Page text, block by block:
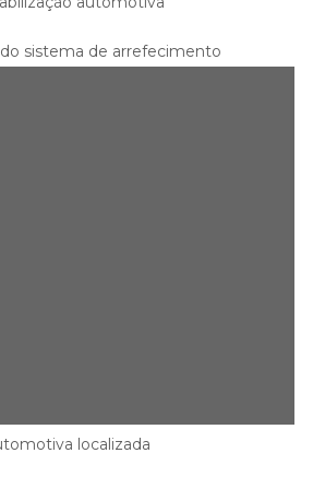
do sistema de arrefecimento
localizada